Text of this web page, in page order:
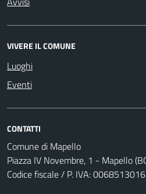
VIVERE IL COMUNE
Luoghi
Eventi
CONTATTI
Comune di Mapello
Piazza IV Novembre, 1 - Mapello
Codice fiscale / P. IVA: